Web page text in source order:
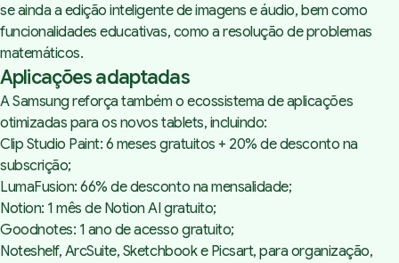
se ainda a edição inteligente de imagens e áudio, bem como
funcionalidades educativas, como a resolução de problemas
matemáticos.
Aplicações adaptadas
A Samsung reforça também o ecossistema de aplicações
otimizadas para os novos tablets, incluindo:
Clip Studio Paint: 6 meses gratuitos + 20% de desconto na
subscrição;
LumaFusion: 66% de desconto na mensalidade;
Notion: 1 mês de Notion AI gratuito;
Goodnotes: 1 ano de acesso gratuito;
Noteshelf, ArcSuite, Sketchbook e Picsart, para organização,